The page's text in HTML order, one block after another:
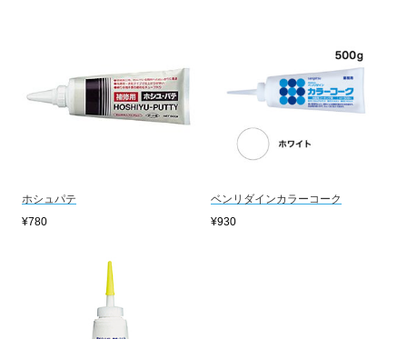
ホシュパテ
¥780
ベンリダインカラーコーク
¥930